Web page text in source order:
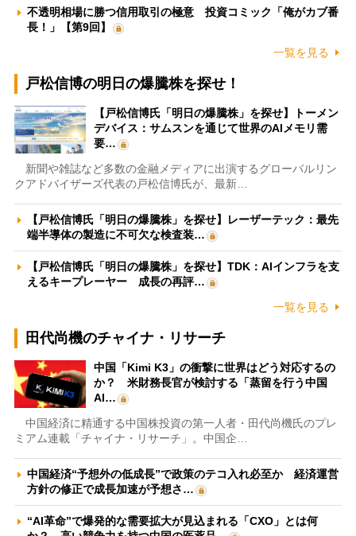
不透明相場に勝つ信用取引の極意 投資コミック「俺がカブ番
長！」【第9回】
一覧を見る
戸松信博の明日の爆騰株を探せ！
【戸松信博氏「明日の爆騰株」を探せ】トーメン
デバイス：サムスンを通じて世界のAIメモリ需
要…
新聞や雑誌など多数の金融メディアに出演するグローバルリン
クアドバイザーズ代表の戸松信博氏が、最新…
【戸松信博氏「明日の爆騰株」を探せ】レーザーテック：最先
端半導体の製造に不可欠な検査装…
【戸松信博氏「明日の爆騰株」を探せ】TDK：AIインフラを支
えるキープレーヤー 成長の再評…
一覧を見る
田代尚機のチャイナ・リサーチ
中国「Kimi K3」の衝撃に世界はどう対応するの
か？ 米財務長官が検討する「蒸留を行う中国
AI…
中国経済に精通する中国株投資の第一人者・田代尚機氏のプレ
ミアム連載「チャイナ・リサーチ」。中国企…
中国経済“予想外の低成長”で政策のテコ入れ必至か 経済運営
方針の修正で成長加速が予想さ…
“AI革命”で爆発的な需要拡大が見込まれる「CXO」とは何